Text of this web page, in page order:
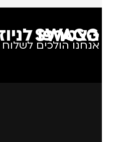
הצטרפו לניוזלטר של SWAGG
אנחנו הולכים